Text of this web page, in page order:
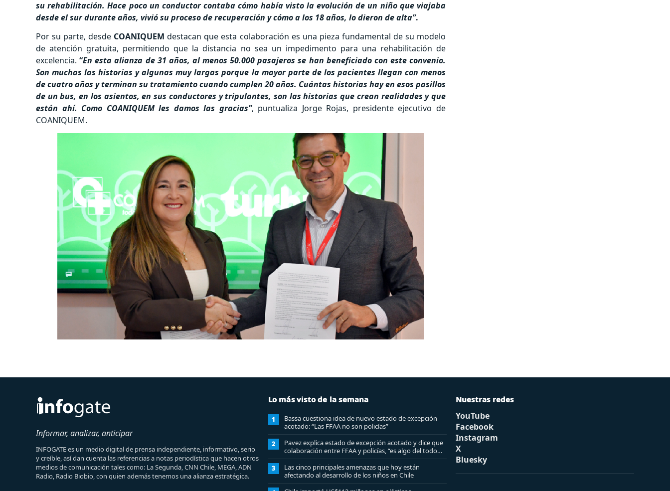
su rehabilitación. Hace poco un conductor contaba cómo había visto la evolución de un niño que viajaba
desde el sur durante años, vivió su proceso de recuperación y cómo a los 18 años, lo dieron de alta”.
Por su parte, desde COANIQUEM destacan que esta colaboración es una pieza fundamental de su modelo
de atención gratuita, permitiendo que la distancia no sea un impedimento para una rehabilitación de
excelencia.“En esta alianza de 31 años, al menos 50.000 pasajeros se han beneficiado con este convenio.
Son muchas las historias y algunas muy largas porque la mayor parte de los pacientes llegan con menos
de cuatro años y terminan su tratamiento cuando cumplen 20 años. Cuántas historias hay en esos pasillos
de un bus, en los asientos, en sus conductores y tripulantes, son las historias que crean realidades y que
están ahí. Como COANIQUEM les damos las gracias”, puntualiza Jorge Rojas, presidente ejecutivo de
COANIQUEM.
Informar, analizar, anticipar
INFOGATE es un medio digital de prensa independiente, informativo, serio
y creíble, así dan cuenta las referencias a notas periodística que hacen otros
medios de comunicación tales como: La Segunda, CNN Chile, MEGA, ADN
Radio, Radio Biobio, con quien además tenemos una alianza estratégica.
Lo más visto de la semana
1
Bassa cuestiona idea de nuevo estado de excepción
acotado: “Las FFAA no son policías”
2
Pavez explica estado de excepción acotado y dice que
colaboración entre FFAA y policías, “es algo del todo
pertinente analizar”
3
Las cinco principales amenazas que hoy están
afectando al desarrollo de los niños en Chile
Nuestras redes
YouTube
Facebook
Instagram
X
Bluesky